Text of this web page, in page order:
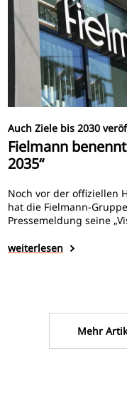
weiterlesen
Auch Ziele bis 2030
Fielmann
2035“
Noch vor der offiziellen
hat die Fielmann-
Pressemeldung seine
bis 2030 benannt. In
Mehr